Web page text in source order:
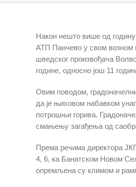
Након нешто више од
АТП Панчево у свом возном
шведског произвођача
године, односно још 11
Овим поводом,
да је њиховом набавком
потрошњи горива.
смањењу загађења од
Према речима директора
4, 6, ка Банатском Новом
опремљена су климом и